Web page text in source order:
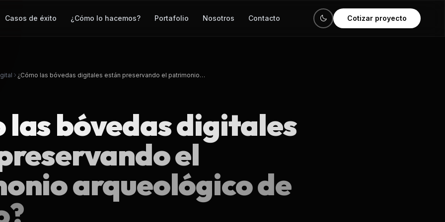
SEO
CRM & ERPS
Ver todos los servicios
Casos de éxito ¿Cómo lo hacemos? Portafolio Nosotros Contacto Cotizar proyecto
¿Cómo las bóvedas digitales están preservando el patrimonio…
las bóvedas digitales
el
arqueológico de